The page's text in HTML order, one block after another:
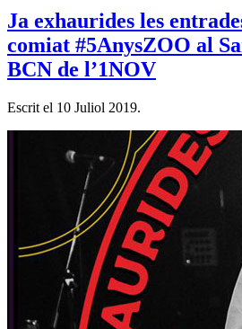
Ja exhaurides les
comiat #5AnysZOO al
BCN de l’1NOV
Escrit el 10 Juliol 2019.